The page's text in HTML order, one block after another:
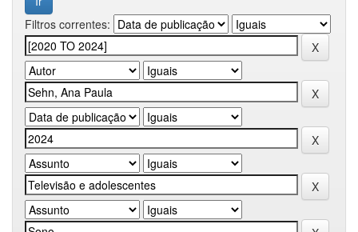
Filtros correntes: